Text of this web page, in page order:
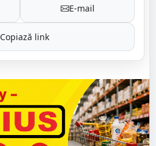
E-mail
Copiază link